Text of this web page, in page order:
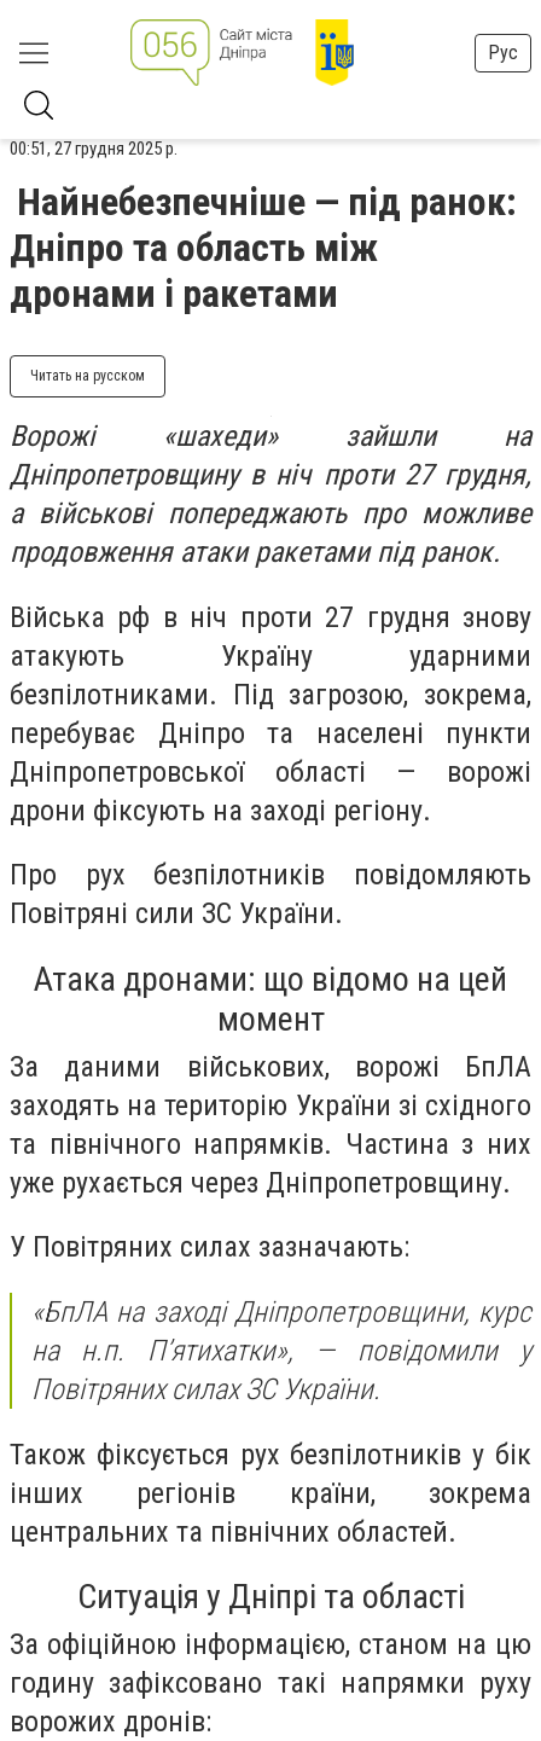
Рус
00:51, 27 грудня 2025 р.
Найнебезпечніше — під ранок:
Дніпро та область між
дронами і ракетами
Читать на русском
Ворожі «шахеди» зайшли на
Дніпропетровщину в ніч проти 27 грудня,
а військові попереджають про можливе
продовження атаки ракетами під ранок.
Війська рф в ніч проти 27 грудня знову
атакують Україну ударними
безпілотниками. Під загрозою, зокрема,
перебуває Дніпро та населені пункти
Дніпропетровської області — ворожі
дрони фіксують на заході регіону.
Про рух безпілотників повідомляють
Повітряні сили ЗС України.
Атака дронами: що відомо на цей
момент
За даними військових, ворожі БпЛА
заходять на територію України зі східного
та північного напрямків. Частина з них
уже рухається через Дніпропетровщину.
У Повітряних силах зазначають:
«БпЛА на заході Дніпропетровщини, курс
на н.п. П’ятихатки», — повідомили у
Повітряних силах ЗС України.
Також фіксується рух безпілотників у бік
інших регіонів країни, зокрема
центральних та північних областей.
Ситуація у Дніпрі та області
За офіційною інформацією, станом на цю
годину зафіксовано такі напрямки руху
ворожих дронів: